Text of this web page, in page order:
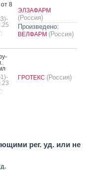
от 8
ЭЛЗАФАРМ
(Россия)
Произведено:
ВЕЛФАРМ (Россия)
ГРОТЕКС (Россия)
рег. уд. или не